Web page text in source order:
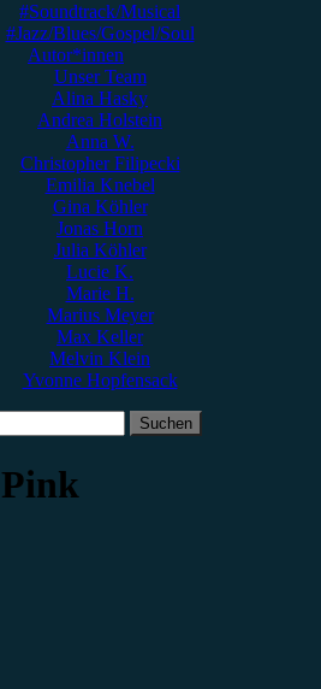
#Soundtrack/Musical
#Jazz/Blues/Gospel/Soul
Autor*innen
Unser Team
Alina Hasky
Andrea Holstein
Anna W.
Christopher Filipecki
Emilia Knebel
Gina Köhler
Jonas Horn
Julia Köhler
Lucie K.
Marie H.
Marius Meyer
Max Keller
Melvin Klein
Yvonne Hopfensack
Pink